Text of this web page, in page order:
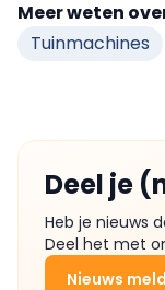
Meer weten
Tuinmachines
Deel je
Heb je nieuws
Deel het met
Nieuws